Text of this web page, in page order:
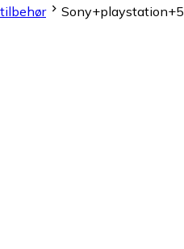
Sony+playstation+5